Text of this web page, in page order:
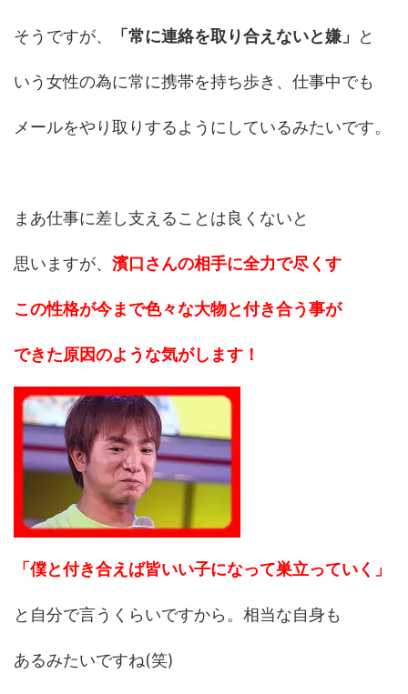
そうですが、 「常に連絡を取り合えないと嫌」 と
いう女性の為に常に携帯を持ち歩き、仕事中でも
メールをやり取りするようにしているみたいです。
まあ仕事に差し支えることは良くないと
思いますが、 濱口さんの相手に全力で尽くす
この性格が今まで色々な大物と付き合う事が
できた原因のような気がします！
「僕と付き合えば皆いい子になって巣立っていく」
と自分で言うくらいですから。相当な自身も
あるみたいですね(笑)